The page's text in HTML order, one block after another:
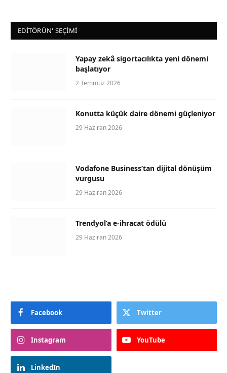
EDİTÖRÜN' SEÇİMİ
Yapay zekâ sigortacılıkta yeni dönemi
başlatıyor
2 Temmuz 2026
Konutta küçük daire dönemi güçleniyor
29 Haziran 2026
Vodafone Business’tan dijital dönüşüm
vurgusu
29 Haziran 2026
Trendyol’a e-ihracat ödülü
29 Haziran 2026
Facebook Twitter
Instagram YouTube
LinkedIn